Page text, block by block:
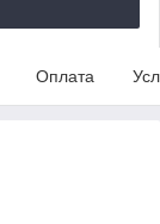
Оплата